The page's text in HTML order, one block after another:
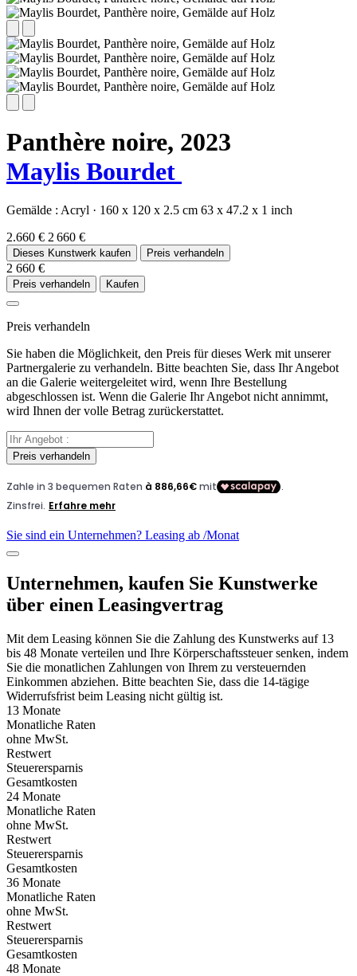
Panthère noire, 2023
Maylis Bourdet
Gemälde : Acryl · 160 x 120 x 2.5 cm 63 x 47.2 x 1 inch
2.660 € 2 660 €
Dieses Kunstwerk kaufen Preis verhandeln
2 660 €
Preis verhandeln Kaufen
Preis verhandeln
Sie haben die Möglichkeit, den Preis für dieses Werk mit unserer
Partnergalerie zu verhandeln. Bitte beachten Sie, dass Ihr Angebot
an die Galerie weitergeleitet wird, wenn Ihre Bestellung
abgeschlossen ist. Wenn die Galerie Ihr Angebot nicht annimmt,
wird Ihnen der volle Betrag zurückerstattet.
Preis verhandeln
Sie sind ein Unternehmen? Leasing ab /Monat
Unternehmen, kaufen Sie Kunstwerke
über einen Leasingvertrag
Mit dem Leasing können Sie die Zahlung des Kunstwerks auf 13
bis 48 Monate verteilen und Ihre Körperschaftssteuer senken, indem
Sie die monatlichen Zahlungen von Ihrem zu versteuernden
Einkommen abziehen. Bitte beachten Sie, dass die 14-tägige
Widerrufsfrist beim Leasing nicht gültig ist.
13 Monate
Monatliche Raten
ohne MwSt.
Restwert
Steuerersparnis
Gesamtkosten
24 Monate
Monatliche Raten
ohne MwSt.
Restwert
Steuerersparnis
Gesamtkosten
36 Monate
Monatliche Raten
ohne MwSt.
Restwert
Steuerersparnis
Gesamtkosten
48 Monate